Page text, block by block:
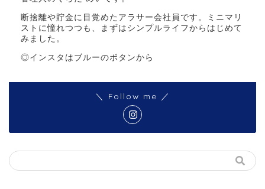
断捨離や貯金に目覚めたアラサー会社員です。ミニマリ
ストに憧れつつも、まずはシンプルライフからはじめて
みました。
◎インスタはブルーのボタンから
＼ Follow me ／